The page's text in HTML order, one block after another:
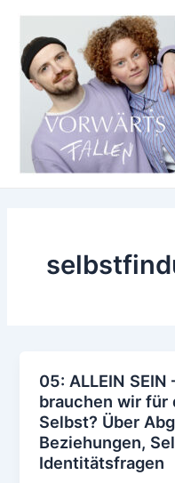
springen
05: ALLEIN
brauchen wir für
Selbst? Über
Beziehungen,
Identitätsfragen